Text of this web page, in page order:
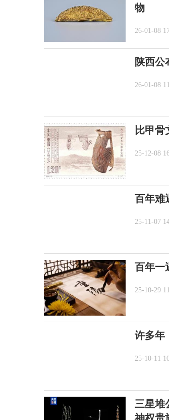
物
26-01-08
陕西公
26-01-08
比甲骨
25-12-08
百年难
25-11-07
百年一
25-10-29
许多年
25-10-11
三星堆